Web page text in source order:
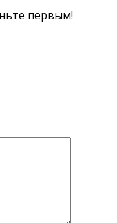
первым!